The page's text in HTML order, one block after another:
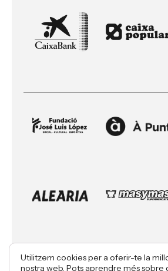
Utilitzem cookies per a oferir-te la
nostra web. Pots aprendre més sobre